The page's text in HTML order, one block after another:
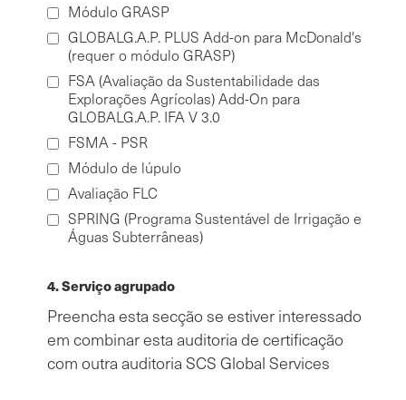
Módulo GRASP
GLOBALG.A.P. PLUS Add-on para McDonald's
(requer o módulo GRASP)
FSA (Avaliação da Sustentabilidade das
Explorações Agrícolas) Add-On para
GLOBALG.A.P. IFA V 3.0
FSMA - PSR
Módulo de lúpulo
Avaliação FLC
SPRING (Programa Sustentável de Irrigação e
Águas Subterrâneas)
4. Serviço agrupado
Preencha esta secção se estiver interessado
em combinar esta auditoria de certificação
com outra auditoria SCS Global Services